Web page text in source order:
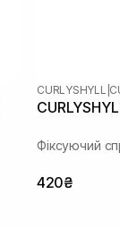
CURLYSHYLL
Фіксуючий
420₴